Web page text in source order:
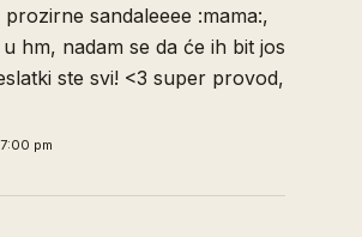
sandaleeee :mama:,
hm, nadam se da će ih bit jos
ste svi! <3 super provod,
pm